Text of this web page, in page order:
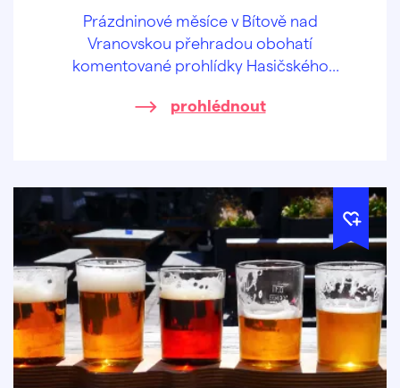
Prázdninové měsíce v Bítově nad
Vranovskou přehradou obohatí
komentované prohlídky Hasičského
prohlédnout